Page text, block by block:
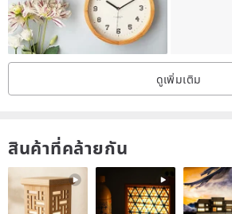
Shipping:
• We use packaging that protects against
• We guarantee safe and reliable delivery.
• In case the goods are damaged during
ดูเพิ่มเติม
สินค้าที่คล้ายกัน